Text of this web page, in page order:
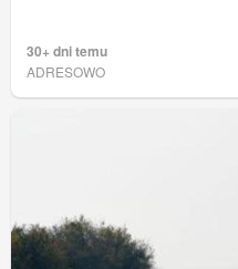
30+ dni temu
ADRESOWO